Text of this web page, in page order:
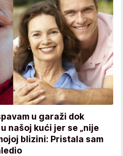
u garaži dok
našoj kući jer se „nije
blizini: Pristala sam